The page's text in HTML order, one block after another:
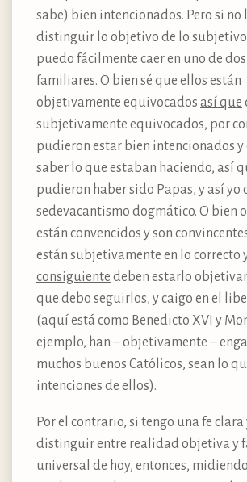
sabe) bien intencionados. Pero si no
distinguir lo objetivo de lo subjetivo
puedo fácilmente caer en uno de
familiares. O bien sé que ellos están
objetivamente equivocados así que
subjetivamente equivocados, por
pudieron estar bien intencionados y
saber lo que estaban haciendo, así
pudieron haber sido Papas, y así yo
sedevacantismo dogmático. O bien
están convencidos y son
están subjetivamente en lo correcto
consiguiente deben estarlo
que debo seguirlos, y caigo en el
(aquí está como Benedicto XVI y
ejemplo, han – objetivamente –
muchos buenos Católicos, sean lo
intenciones de ellos).
Por el contrario, si tengo una fe clara
distinguir entre realidad objetiva y
universal de hoy, entonces,